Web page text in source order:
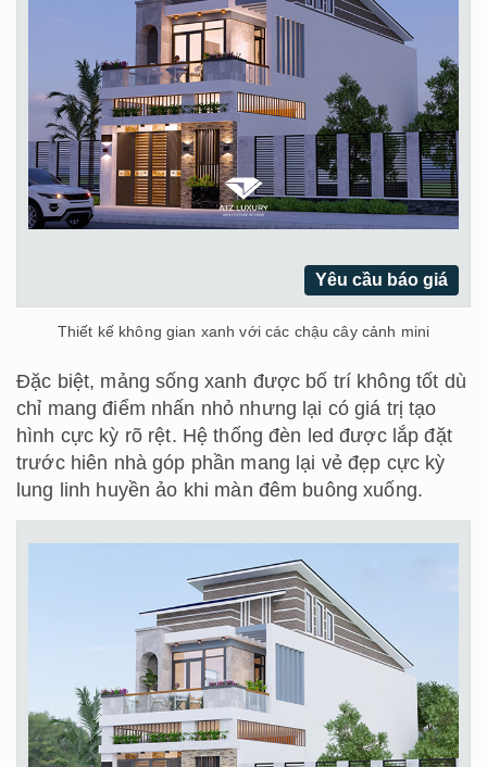
Yêu cầu báo giá
Thiết kế không gian xanh với các chậu cây cảnh mini
Đặc biệt, mảng sống xanh được bố trí không tốt dù
chỉ mang điểm nhấn nhỏ nhưng lại có giá trị tạo
hình cực kỳ rõ rệt. Hệ thống đèn led được lắp đặt
trước hiên nhà góp phần mang lại vẻ đẹp cực kỳ
lung linh huyền ảo khi màn đêm buông xuống.